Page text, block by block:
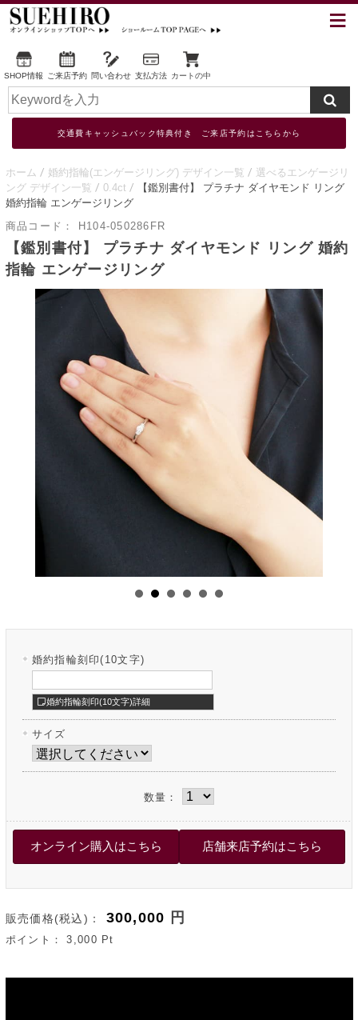
SHOP情報 ご来店予約 問い合わせ 支払方法 カートの中
交通費キャッシュバック特典付き ご来店予約はこちらから
ホーム 婚約指輪(エンゲージリング) デザイン一覧
選べるエンゲージリ
ング デザイン一覧
0.4ct
【鑑別書付】 プラチナ ダイヤモンド リング
婚約指輪 エンゲージリング
商品コード：
H104-050286FR
【鑑別書付】 プラチナ ダイヤモンド リング 婚約
指輪 エンゲージリング
婚約指輪刻印(10文字)
婚約指輪刻印(10文字)詳細
サイズ
数量：
販売価格(税込)： 300,000 円
ポイント：3,000 Pt